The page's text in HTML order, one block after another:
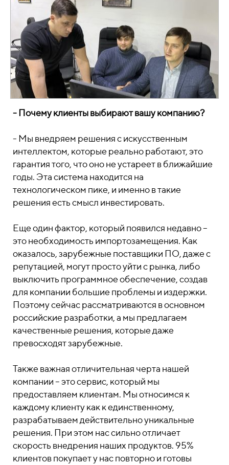
- Почему клиенты выбирают вашу компанию?
- Мы внедряем решения с искусственным
интеллектом, которые реально работают, это
гарантия того, что оно не устареет в ближайшие
годы. Эта система находится на
технологическом пике, и именно в такие
решения есть смысл инвестировать.
Еще один фактор, который появился недавно –
это необходимость импортозамещения. Как
оказалось, зарубежные поставщики ПО, даже с
репутацией, могут просто уйти с рынка, либо
выключить программное обеспечение, создав
для компании большие проблемы и издержки.
Поэтому сейчас рассматриваются в основном
российские разработки, а мы предлагаем
качественные решения, которые даже
превосходят зарубежные.
Также важная отличительная черта нашей
компании – это сервис, который мы
предоставляем клиентам. Мы относимся к
каждому клиенту как к единственному,
разрабатываем действительно уникальные
решения. При этом нас сильно отличает
скорость внедрения наших продуктов. 95%
клиентов покупает у нас повторно и готовы